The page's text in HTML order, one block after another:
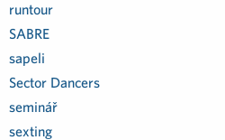
runtour
SABRE
sapeli
Sector Dancers
seminář
sexting